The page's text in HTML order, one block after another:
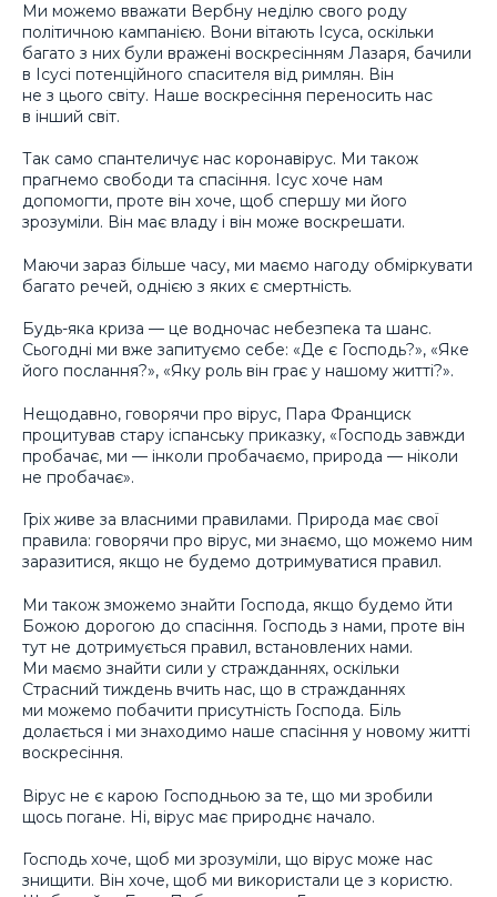
Ми можемо вважати Вербну неділю свого роду
політичною кампанією. Вони вітають Ісуса, оскільки
багато з них були вражені воскресінням Лазаря, бачили
в Ісусі потенційного спасителя від римлян. Він
не з цього світу. Наше воскресіння переносить нас
в інший світ.
Так само спантеличує нас коронавірус. Ми також
прагнемо свободи та спасіння. Ісус хоче нам
допомогти, проте він хоче, щоб спершу ми його
зрозуміли. Він має владу і він може воскрешати.
Маючи зараз більше часу, ми маємо нагоду обміркувати
багато речей, однією з яких є смертність.
Будь-яка криза — це водночас небезпека та шанс.
Сьогодні ми вже запитуємо себе: «Де є Господь?», «Яке
його послання?», «Яку роль він грає у нашому житті?».
Нещодавно, говорячи про вірус, Пара Франциск
процитував стару іспанську приказку, «Господь завжди
пробачає, ми — інколи пробачаємо, природа — ніколи
не пробачає».
Гріх живе за власними правилами. Природа має свої
правила: говорячи про вірус, ми знаємо, що можемо ним
заразитися, якщо не будемо дотримуватися правил.
Ми також зможемо знайти Господа, якщо будемо йти
Божою дорогою до спасіння. Господь з нами, проте він
тут не дотримується правил, встановлених нами.
Ми маємо знайти сили у стражданнях, оскільки
Страсний тиждень вчить нас, що в стражданнях
ми можемо побачити присутність Господа. Біль
долається і ми знаходимо наше спасіння у новому житті
воскресіння.
Вірус не є карою Господньою за те, що ми зробили
щось погане. Ні, вірус має природнє начало.
Господь хоче, щоб ми зрозуміли, що вірус може нас
знищити. Він хоче, щоб ми використали це з користю.